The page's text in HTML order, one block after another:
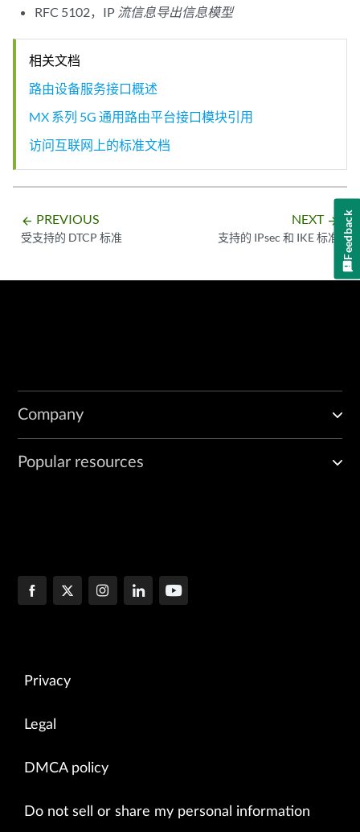
RFC 5102，IP 流信息导出信息模型
相关文档
路由设备服务接口概述
MX 系列 5G 通用路由平台接口模块引用
访问互联网上的标准文档
arrow_backward PREVIOUS
受支持的 DTCP 标准
NEXT arrow_forward
支持的 IPsec 和 IKE 标准
Company
Popular resources
Privacy
Legal
DMCA policy
Do not sell or share my personal information
Feedback